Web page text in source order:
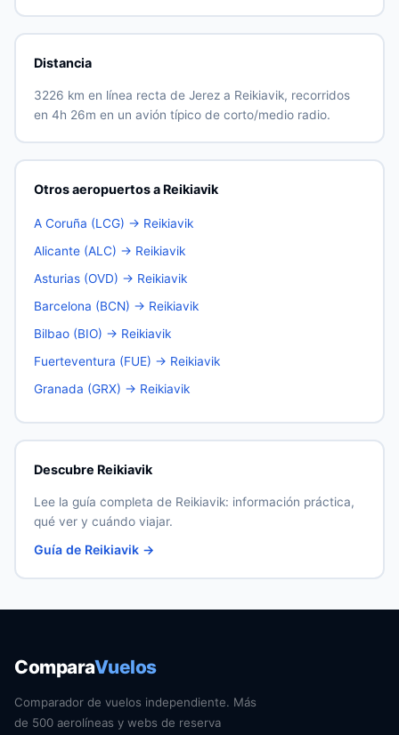
Distancia
3226 km en línea recta de Jerez a Reikiavik, recorridos
en 4h 26m en un avión típico de corto/medio radio.
Otros aeropuertos a Reikiavik
A Coruña (LCG) → Reikiavik
Alicante (ALC) → Reikiavik
Asturias (OVD) → Reikiavik
Barcelona (BCN) → Reikiavik
Bilbao (BIO) → Reikiavik
Fuerteventura (FUE) → Reikiavik
Granada (GRX) → Reikiavik
Descubre Reikiavik
Lee la guía completa de Reikiavik: información práctica,
qué ver y cuándo viajar.
Guía de Reikiavik →
ComparaVuelos
Comparador de vuelos independiente. Más
de 500 aerolíneas y webs de reserva